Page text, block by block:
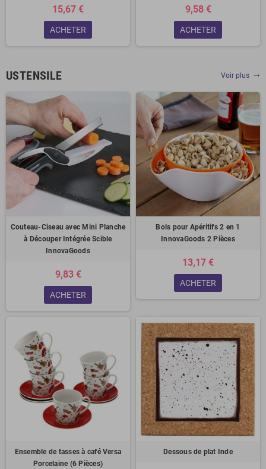
15,67 €
ACHETER
9,58 €
ACHETER
USTENSILE Voir plus trending_flat
Couteau-Ciseau avec Mini Planche
à Découper Intégrée Scible
InnovaGoods
9,83 €
ACHETER
Bols pour Apéritifs 2 en 1
InnovaGoods 2 Pièces
13,17 €
ACHETER
Ensemble de tasses à café Versa
Porcelaine (6 Pièces)
Dessous de plat Inde